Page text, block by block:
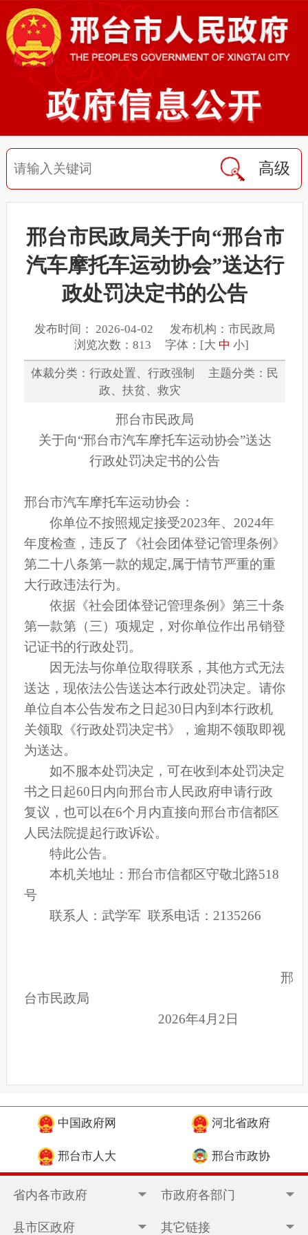
高级
邢台市民政局关于向“邢台市
汽车摩托车运动协会”送达行
政处罚决定书的公告
发布时间： 2026-04-02 发布机构：市民政局
浏览次数：813 字体：[大 中 小]
体裁分类：行政处置、行政强制 主题分类：民
政、扶贫、救灾
邢台市民政局
关于向“邢台市汽车摩托车运动协会”送达
行政处罚决定书的公告
邢台市汽车摩托车运动协会 ：
你单位不按照规定接受2023年、 2024年
年度检查，违反了《社会团体登记管理条例》
第二十八条第一款的规定,属于情节严重的重
大行政违法行为。
依据《社会团体登记管理条例》第三十条
第一款第（三）项规定，对你单位作出 吊销登
记证书的行政处罚。
因无法与你单位取得联系，其他方式无法
送达，现依法公告送达本行政处罚决定。请你
单位自本公告发布之日起30日内到本行政机
关领取《行政处罚决定书》，逾期不领取即视
为送达。
如不服本处罚决定 ，可在收到本处罚决定
书之日起60日内向邢台市人民政府申请行政
复议，也可以在6个月内直接向邢台市信都区
人民法院提起行政诉讼。
特此公告。
本机关地址：邢台市信都区守敬北路518
号
联系人：武学军 联系电话： 2135266
邢
台市民政局
2026年4月2日
中国政府网 河北省政府
邢台市人大 邢台市政协
省内各市政府 市政府各部门
县市区政府 其它链接